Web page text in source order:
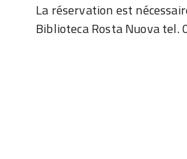
La réservation est
Biblioteca Rosta Nuova tel.